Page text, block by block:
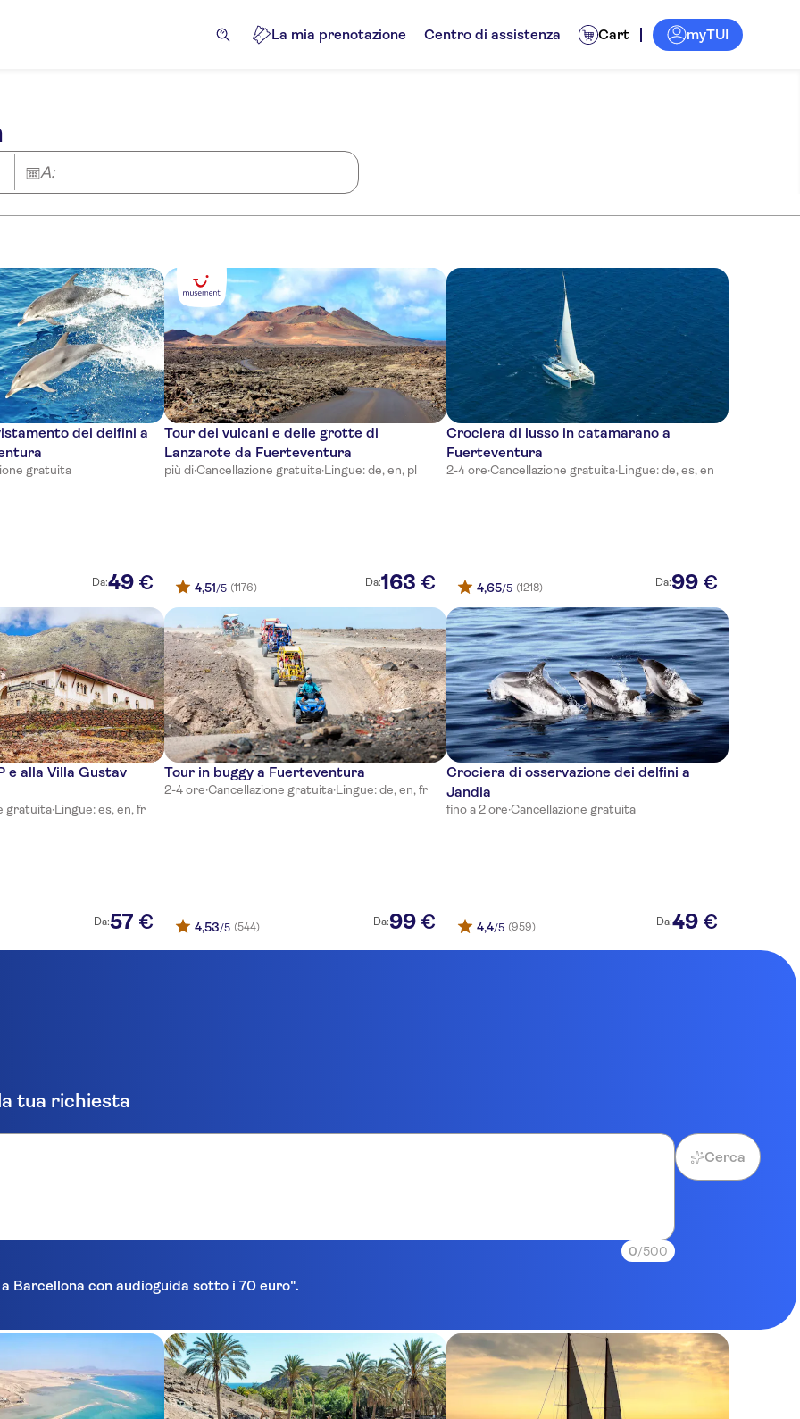
La mia prenotazione Centro di assistenza Cart myTUI
A:
dei delfini a
gratuita
Da:49 €
Tour dei vulcani e delle grotte di
Lanzarote da Fuerteventura
più di·Cancellazione gratuita·Lingue: de, en, pl
4,51/5 (1176) Da:163 €
Crociera di lusso in catamarano a
Fuerteventura
2-4 ore·Cancellazione gratuita·Lingue: de, es, en
4,65/5 (1218) Da:99 €
e alla Villa Gustav
gratuita·Lingue: es, en, fr
Da:57 €
Tour in buggy a Fuerteventura
2-4 ore·Cancellazione gratuita·Lingue: de, en, fr
4,53/5 (544) Da:99 €
Crociera di osservazione dei delfini a
Jandia
fino a 2 ore·Cancellazione gratuita
4,4/5 (959) Da:49 €
tua richiesta
0/500
Cerca
Barcellona con audioguida sotto i 70 euro".